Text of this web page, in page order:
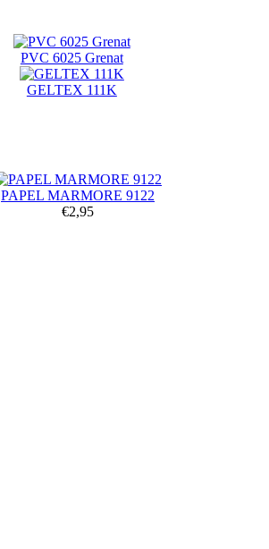
PVC 6025 Grenat
GELTEX 111K
PAPEL MARMORE 9122
€2,95